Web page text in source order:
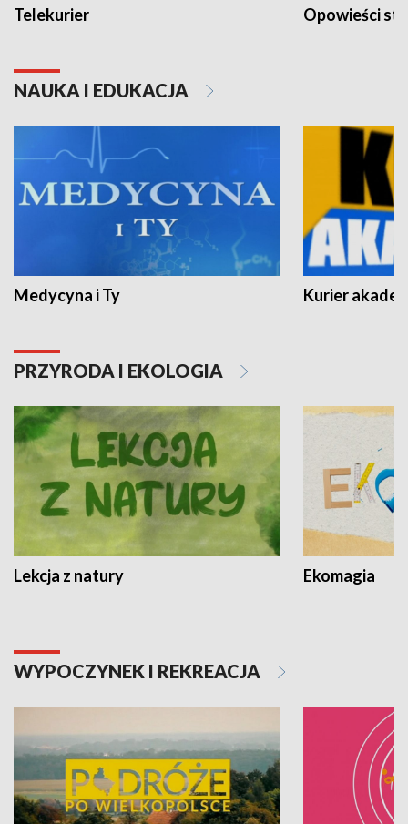
Telekurier Opowieści
NAUKA I EDUKACJA
Medycyna i Ty Kurier
PRZYRODA I EKOLOGIA
Lekcja z natury Ekomagia
WYPOCZYNEK I REKREACJA